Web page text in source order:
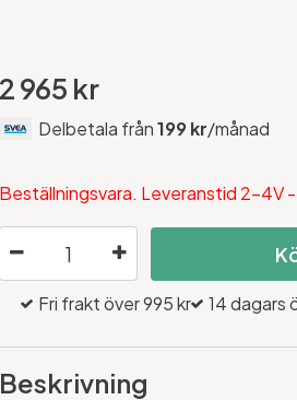
2 965 kr
Delbetala från199 kr/månad
Beställningsvara. Leveranstid 2-4V
Fri frakt över 995 kr 14 dagars
Beskrivning